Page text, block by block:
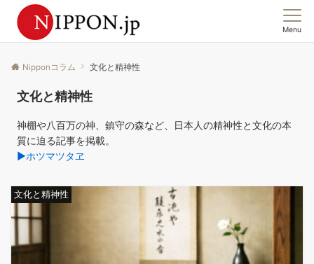
Menu
Nipponコラム 文化と精神性
文化と精神性
神棚や八百万の神、鎮守の森など、日本人の精神性と文化の本
質に迫る記事を掲載。
▶ホツマツタヱ
文化と精神性